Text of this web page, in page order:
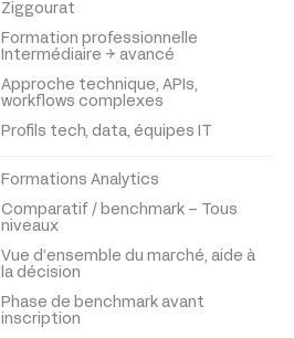
Ziggourat
Formation professionnelle
Intermédiaire → avancé
Approche technique, APIs,
workflows complexes
Profils tech, data, équipes IT
Formations Analytics
Comparatif / benchmark – Tous
niveaux
Vue d’ensemble du marché, aide à
la décision
Phase de benchmark avant
inscription